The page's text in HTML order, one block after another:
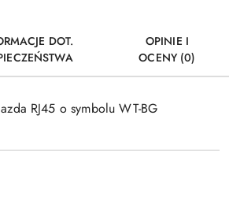
DOT.
OPINIE I
OCENY (0)
RJ45 o symbolu WT-BG